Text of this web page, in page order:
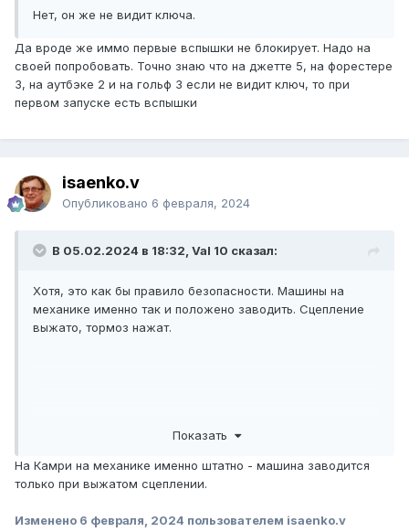
Нет, он же не видит ключа.
Да вроде же иммо первые вспышки не блокирует. Надо на
своей попробовать. Точно знаю что на джетте 5, на форестере
3, на аутбэке 2 и на гольф 3 если не видит ключ, то при
первом запуске есть вспышки
isaenko.v
Опубликовано 6 февраля, 2024
В 05.02.2024 в 18:32, Val 10 сказал:
Хотя, это как бы правило безопасности. Машины на
механике именно так и положено заводить. Сцепление
выжато, тормоз нажат.
Показать
На Камри на механике именно штатно - машина заводится
только при выжатом сцеплении.
Изменено 6 февраля, 2024 пользователем isaenko.v